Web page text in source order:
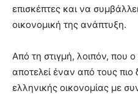
επισκέπτες και να
οικονομική της ανάπτυξη.
Από τη στιγμή, λοιπόν, που
αποτελεί έναν από τους πιο
ελληνικής οικονομίας με